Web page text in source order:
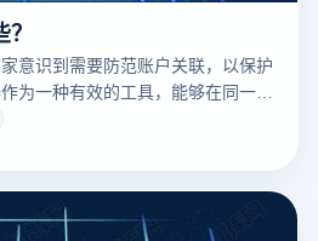
意识到需要防范账户关联，以保护
为一种有效的工具，能够在同一台
判定为关联账户。不同于传统的防
供了更专业的解决方案，广泛应用